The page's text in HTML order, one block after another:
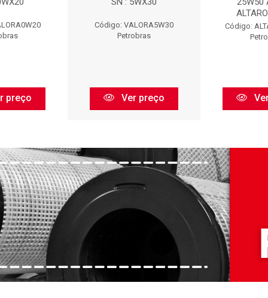
preço
Código: VALORA5W30
Petrobras
Ver preço
Código: